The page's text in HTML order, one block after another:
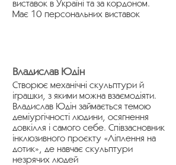
виставок в Україні та за кордоном.
Має 10 персональних виставок
Владислав Юдін
Створює механічні скульптури й
іграшки, з якими можна взаємодіяти.
Владислав Юдін займається темою
деміургічності людини, осягнення
довкілля і самого себе. Співзасновник
інклюзивного проєкту «Ліплення на
дотик», де навчає скульптури
незрячих людей